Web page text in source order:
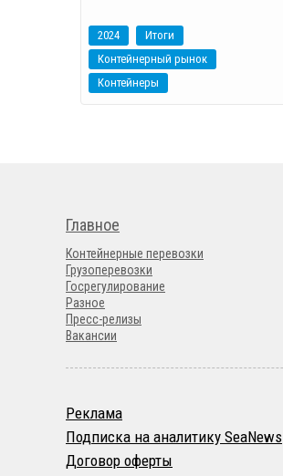
2024
Итоги
Контейнерный рынок
Контейнеры
Главное
Контейнерные перевозки
Грузоперевозки
Госрегулирование
Разное
Пресс-релизы
Вакансии
Реклама
Подписка на аналитику SeaNews
Договор оферты